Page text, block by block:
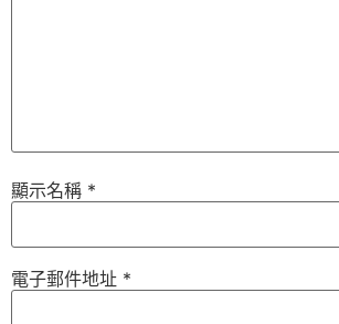
顯示名稱 *
電子郵件地址 *